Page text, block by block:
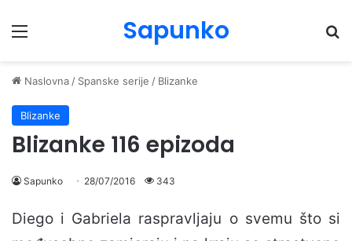
Menu Sapunko
Naslovna / Spanske serije / Blizanke
Blizanke
Blizanke 116 epizoda
Sapunko 28/07/2016 343
Diego i Gabriela raspravljaju o svemu što si